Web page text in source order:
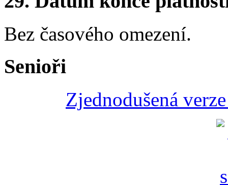
Bez časového omezení.
Senioři
Zjednodušená